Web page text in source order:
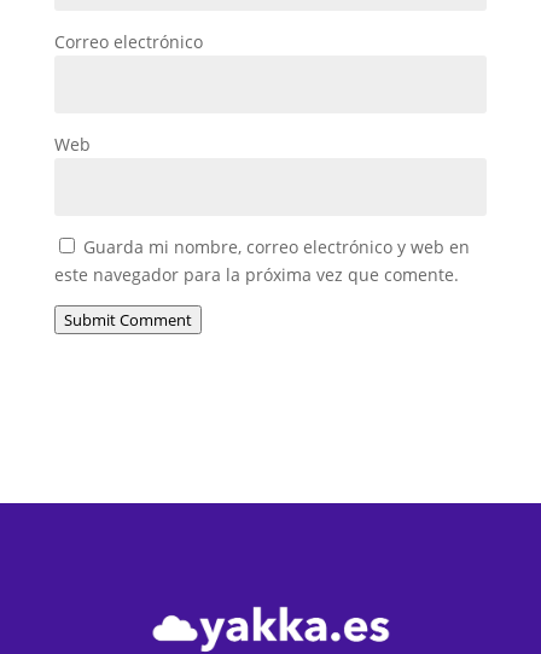
Correo electrónico
Web
Guarda mi nombre, correo electrónico y web en
este navegador para la próxima vez que comente.
Submit Comment